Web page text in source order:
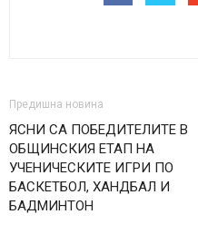
Предишна новина
ЯСНИ СА ПОБЕДИТЕЛИТЕ В
ОБЩИНСКИЯ ЕТАП НА
УЧЕНИЧЕСКИТЕ ИГРИ ПО
БАСКЕТБОЛ, ХАНДБАЛ И
БАДМИНТОН